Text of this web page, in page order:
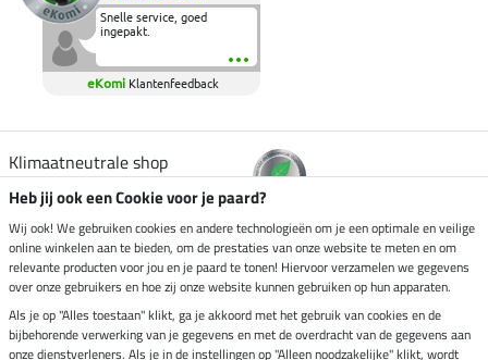
Snelle service, goed
ingepakt.
eKomi Klantenfeedback
Klimaatneutrale shop
Verzending per
Veilig betalen met
Heb jij ook een Cookie voor je paard?
Wij ook! We gebruiken cookies en andere technologieën om je een optimale en veilige
online winkelen aan te bieden, om de prestaties van onze website te meten en om
relevante producten voor jou en je paard te tonen! Hiervoor verzamelen we gegevens
over onze gebruikers en hoe zij onze website kunnen gebruiken op hun apparaten.
Als je op "Alles toestaan" klikt, ga je akkoord met het gebruik van cookies en de
bijbehorende verwerking van je gegevens en met de overdracht van de gegevens aan
onze dienstverleners. Als je in de instellingen op "Alleen noodzakelijke" klikt, wordt